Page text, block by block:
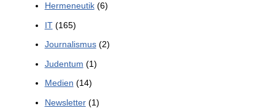
Hermeneutik(6)
IT(165)
Journalismus(2)
Judentum (1)
Medien (14)
Newsletter(1)